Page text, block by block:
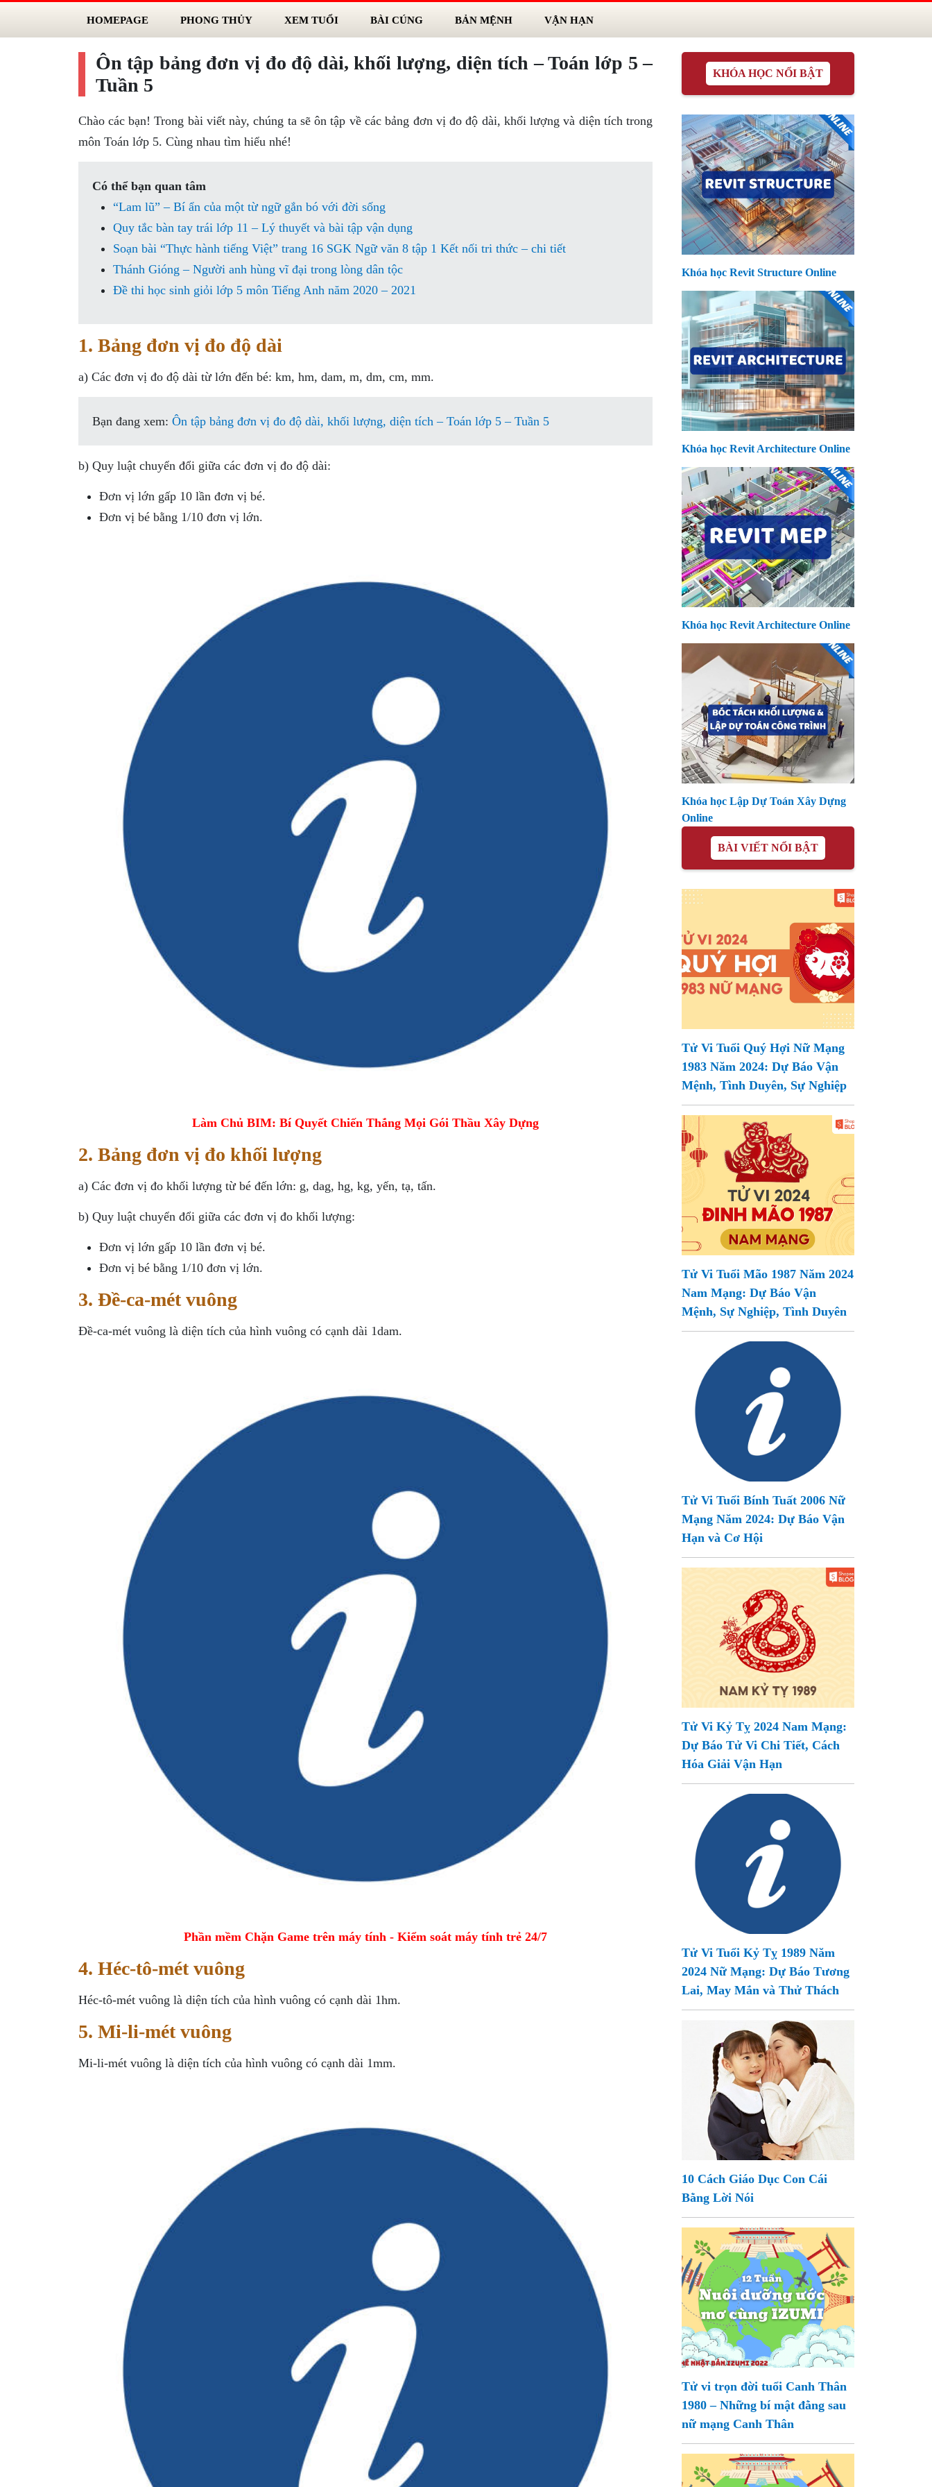
HOMEPAGE PHONG THỦY XEM TUỔI BÀI CÚNG BẢN MỆNH VẬN HẠN
Ôn tập bảng đơn vị đo độ dài, khối lượng, diện tích – Toán lớp 5 –
Tuần 5
Chào các bạn! Trong bài viết này, chúng ta sẽ ôn tập về các bảng đơn vị đo độ dài, khối lượng và diện tích trong
môn Toán lớp 5. Cùng nhau tìm hiểu nhé!
Có thể bạn quan tâm
“Lam lũ” – Bí ẩn của một từ ngữ gắn bó với đời sống
Quy tắc bàn tay trái lớp 11 – Lý thuyết và bài tập vận dụng
Soạn bài “Thực hành tiếng Việt” trang 16 SGK Ngữ văn 8 tập 1 Kết nối tri thức – chi tiết
Thánh Gióng – Người anh hùng vĩ đại trong lòng dân tộc
Đề thi học sinh giỏi lớp 5 môn Tiếng Anh năm 2020 – 2021
1. Bảng đơn vị đo độ dài
a) Các đơn vị đo độ dài từ lớn đến bé: km, hm, dam, m, dm, cm, mm.
Bạn đang xem: Ôn tập bảng đơn vị đo độ dài, khối lượng, diện tích – Toán lớp 5 – Tuần 5
b) Quy luật chuyển đổi giữa các đơn vị đo độ dài:
Đơn vị lớn gấp 10 lần đơn vị bé.
Đơn vị bé bằng 1/10 đơn vị lớn.
Làm Chủ BIM: Bí Quyết Chiến Thắng Mọi Gói Thầu Xây Dựng
2. Bảng đơn vị đo khối lượng
a) Các đơn vị đo khối lượng từ bé đến lớn: g, dag, hg, kg, yến, tạ, tấn.
b) Quy luật chuyển đổi giữa các đơn vị đo khối lượng:
Đơn vị lớn gấp 10 lần đơn vị bé.
Đơn vị bé bằng 1/10 đơn vị lớn.
3. Đề-ca-mét vuông
Đề-ca-mét vuông là diện tích của hình vuông có cạnh dài 1dam.
Phần mềm Chặn Game trên máy tính - Kiểm soát máy tính trẻ 24/7
4. Héc-tô-mét vuông
Héc-tô-mét vuông là diện tích của hình vuông có cạnh dài 1hm.
5. Mi-li-mét vuông
Mi-li-mét vuông là diện tích của hình vuông có cạnh dài 1mm.
KHÓA HỌC NỔI BẬT
Khóa học Revit Structure Online
Khóa học Revit Architecture Online
Khóa học Revit Architecture Online
Khóa học Lập Dự Toán Xây Dựng
Online
BÀI VIẾT NỔI BẬT
Tử Vi Tuổi Quý Hợi Nữ Mạng
1983 Năm 2024: Dự Báo Vận
Mệnh, Tình Duyên, Sự Nghiệp
Tử Vi Tuổi Mão 1987 Năm 2024
Nam Mạng: Dự Báo Vận
Mệnh, Sự Nghiệp, Tình Duyên
Tử Vi Tuổi Bính Tuất 2006 Nữ
Mạng Năm 2024: Dự Báo Vận
Hạn và Cơ Hội
Tử Vi Kỷ Tỵ 2024 Nam Mạng:
Dự Báo Tử Vi Chi Tiết, Cách
Hóa Giải Vận Hạn
Tử Vi Tuổi Kỷ Tỵ 1989 Năm
2024 Nữ Mạng: Dự Báo Tương
Lai, May Mắn và Thử Thách
10 Cách Giáo Dục Con Cái
Bằng Lời Nói
Tử vi trọn đời tuổi Canh Thân
1980 – Những bí mật đằng sau
nữ mạng Canh Thân